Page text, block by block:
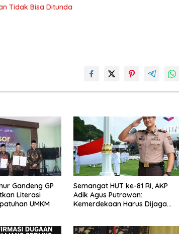
Tidak Bisa Ditunda
Gandeng GP
Literasi
UMKM
Semangat HUT ke-81 RI, AKP
Adik Agus Putrawan:
Kemerdekaan Harus Dijaga